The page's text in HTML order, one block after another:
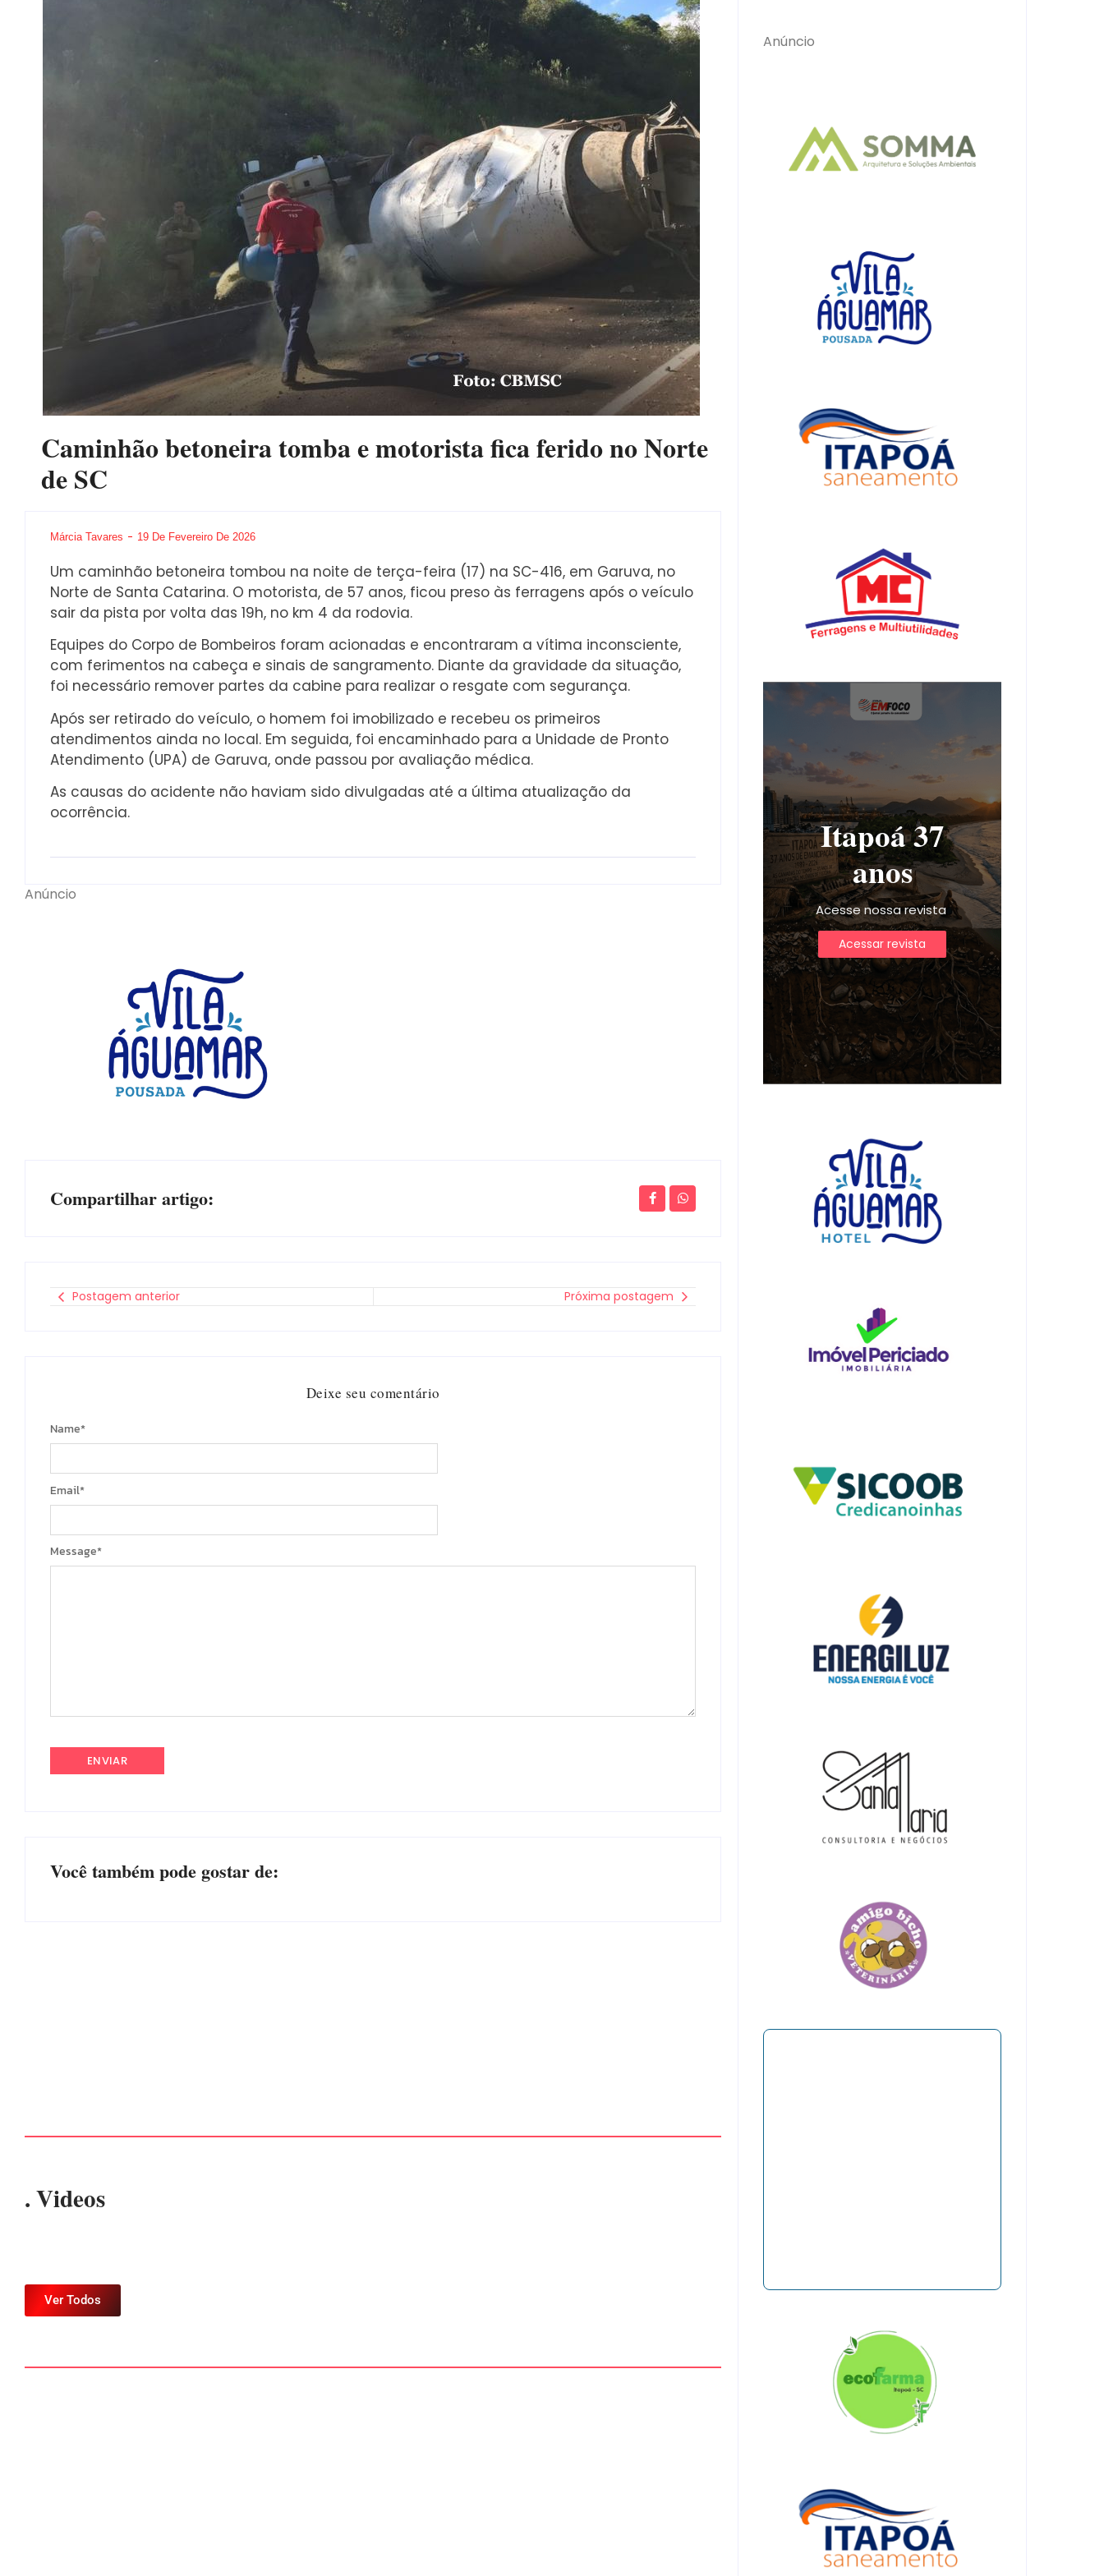
Caminhão betoneira tomba e motorista fica ferido no Norte
de SC
Márcia Tavares 19 De Fevereiro De 2026
Um caminhão betoneira tombou na noite de terça-feira (17) na SC-416, em Garuva, no
Norte de Santa Catarina. O motorista, de 57 anos, ficou preso às ferragens após o veículo
sair da pista por volta das 19h, no km 4 da rodovia.
Equipes do Corpo de Bombeiros foram acionadas e encontraram a vítima inconsciente,
com ferimentos na cabeça e sinais de sangramento. Diante da gravidade da situação,
foi necessário remover partes da cabine para realizar o resgate com segurança.
Após ser retirado do veículo, o homem foi imobilizado e recebeu os primeiros
atendimentos ainda no local. Em seguida, foi encaminhado para a Unidade de Pronto
Atendimento (UPA) de Garuva, onde passou por avaliação médica.
As causas do acidente não haviam sido divulgadas até a última atualização da
ocorrência.
Anúncio
Compartilhar artigo:
Postagem anterior Próxima postagem
Deixe seu comentário
Message*
Name*
Email*
Você também pode gostar de:
. Videos
Ver Todos
Anúncio
Itapoá 37
anos
Acesse nossa revista
Acessar revista